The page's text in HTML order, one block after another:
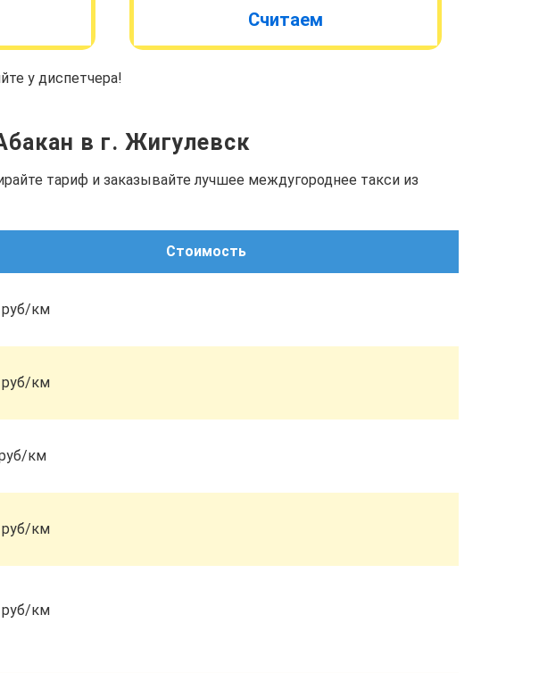
Считаем
у диспетчера!
в г. Жигулевск
тариф и заказывайте лучшее междугороднее такси из
Стоимость
руб/км
руб/км
км
руб/км
руб/км